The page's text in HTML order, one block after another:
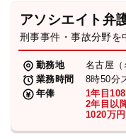
アソシエイト弁
刑事事件・事故分野を
勤務地
名古屋（
業務時間
8時50分
年俸
1年目
2年目以
1020万円
弁護士・税理士
費用